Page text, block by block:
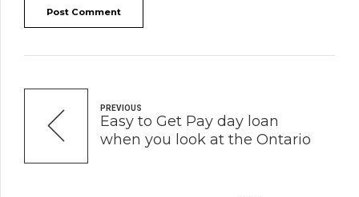
Post Comment
PREVIOUS
Easy to Get Pay day loan
when you look at the Ontario